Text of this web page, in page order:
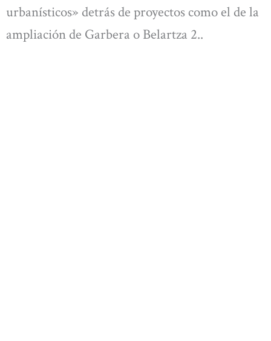
urbanísticos» detrás de proyectos como el de la
ampliación de Garbera o Belartza 2..